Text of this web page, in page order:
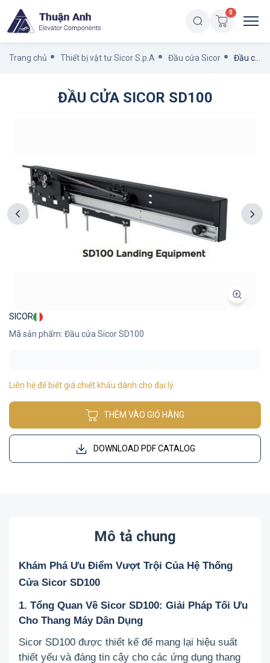
0
Trang chủ Thiết bị vật tư Sicor S.p.A Đầu cửa Sicor
ĐẦU CỬA SICOR SD100
SICOR
Mã sản phẩm: Đầu cửa Sicor SD100
Liên hệ để biết giá chiết khấu dành cho đại lý.
THÊM VÀO GIỎ HÀNG
DOWNLOAD PDF CATALOG
Mô tả chung
Khám Phá Ưu Điểm Vượt Trội Của Hệ Thống
Cửa Sicor SD100
1. Tổng Quan Về Sicor SD100: Giải Pháp Tối Ưu
Cho Thang Máy Dân Dụng
Sicor SD100 được thiết kế để mang lại hiệu suất
thiết yếu và đáng tin cậy cho các ứng dụng thang